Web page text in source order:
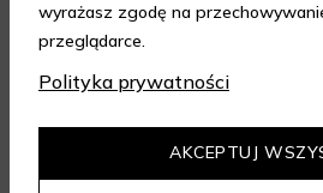
Program Miles & More
INFORMACJE
Regulamin sklepu ważny od
wyrażasz zgodę na
przeglądarce.
Polityka prywatności
AKCEPTUJ